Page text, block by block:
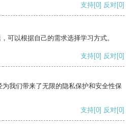
支持[0] 反对[0]
可以根据自己的需求选择学习方式。
支持[0] 反对[0]
我们带来了无限的隐私保护和安全性保
支持[0] 反对[0]